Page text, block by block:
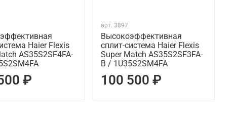
Haier Flexis
AS35S2SF4FA-
₽
арт.3897
Высокоэффективная
сплит-система Haier Flexis
Super Match AS35S2SF3FA-
B / 1U35S2SM4FA
100 500 ₽